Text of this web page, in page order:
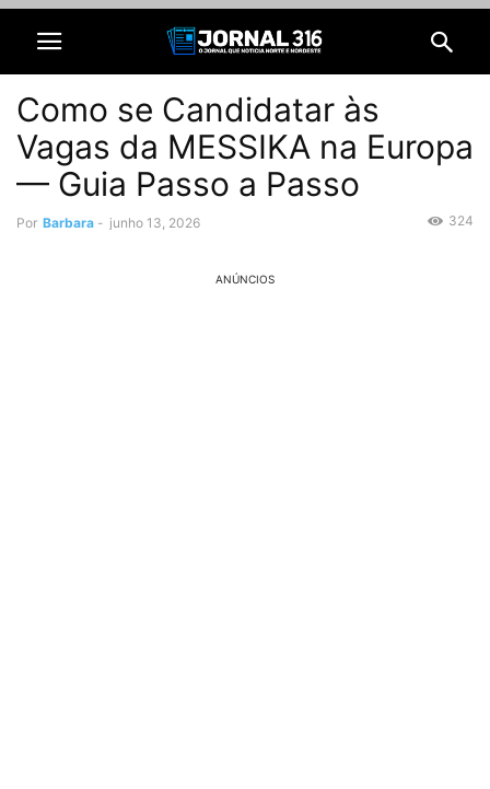
Como se Candidatar às
Vagas da MESSIKA na Europa
— Guia Passo a Passo
Por Barbara - junho 13, 2026 324
ANÚNCIOS